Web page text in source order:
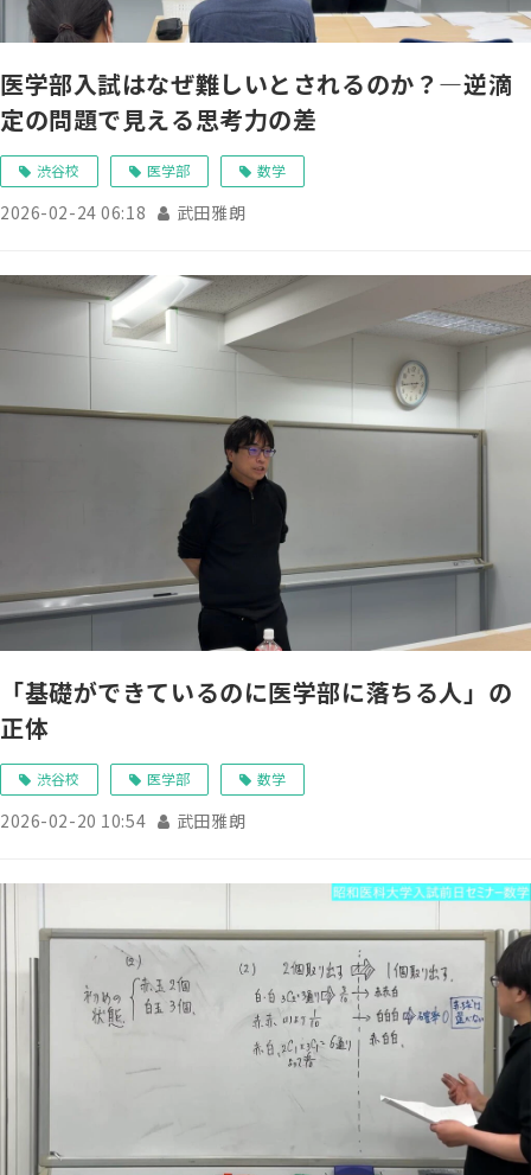
医学部入試はなぜ難しいとされるのか？―逆滴
定の問題で見える思考力の差
渋谷校 医学部 数学
2026-02-24 06:18 武田雅朗
「基礎ができているのに医学部に落ちる人」の
正体
渋谷校 医学部 数学
2026-02-20 10:54 武田雅朗